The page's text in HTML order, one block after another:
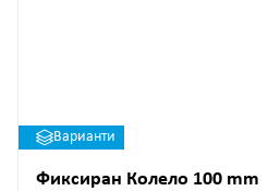
Варианти
Фиксиран Колело 100 mm